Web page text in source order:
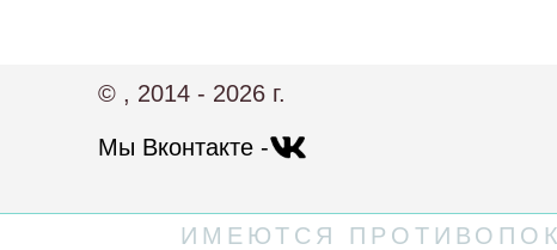
© , 2014 - 2026 г.
Мы Вконтакте -
ИМЕЮТСЯ